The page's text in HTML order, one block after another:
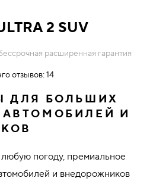
2 SUV
расширенная гарантия
отзывов: 14
ДЛЯ БОЛЬШИХ
И
погоду, премиальное
и внедорожников